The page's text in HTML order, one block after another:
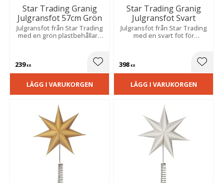
Star Trading Granig
Julgransfot 57cm Grön
Julgransfot från Star Trading
med en grön plastbehållare
239KR Lägg till i favoriter
LÄGG I VARUKORGEN
Star Trading Granig
Julgransfot Svart
Julgransfot från Star Trading
med en svart fot för
3-9 cm och upp till cirka
398 KR
LÄGG I VARUKORGEN